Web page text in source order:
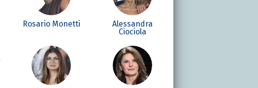
Rosario Monetti
Alessandra
Ciociola